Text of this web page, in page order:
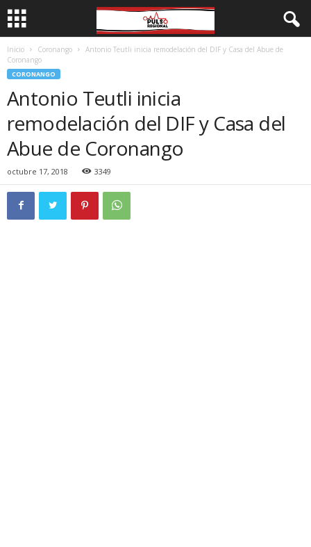
Inicio Coronango
Antonio Teutli inicia remodelación del DIF y Casa del Abue de
Coronango
CORONANGO
Antonio Teutli inicia
remodelación del DIF y Casa del
Abue de Coronango
octubre 17, 2018 3349